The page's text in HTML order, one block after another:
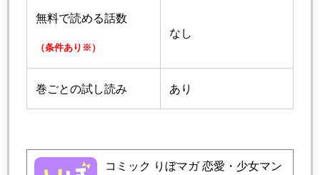
無料で読める話数
（条件あり※）
なし
巻ごとの試し読み あり
コミック りぼマガ 恋愛・少女マン